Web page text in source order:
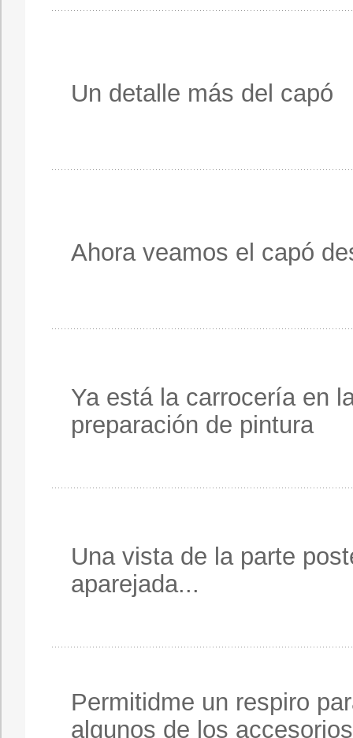
Un detalle más del capó
Ahora veamos el capó
Ya está la carrocería en
preparación de pintura
Una vista de la parte
aparejada...
Permitidme un respiro
algunos de los